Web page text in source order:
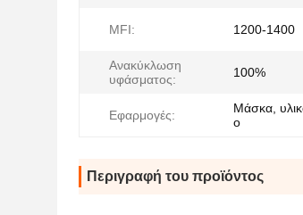
MFI: 1200-1400
Ανακύκλωση
υφάσματος:
100%
Εφαρμογές:
Μάσκα,
ο
Περιγραφή του προϊόντος